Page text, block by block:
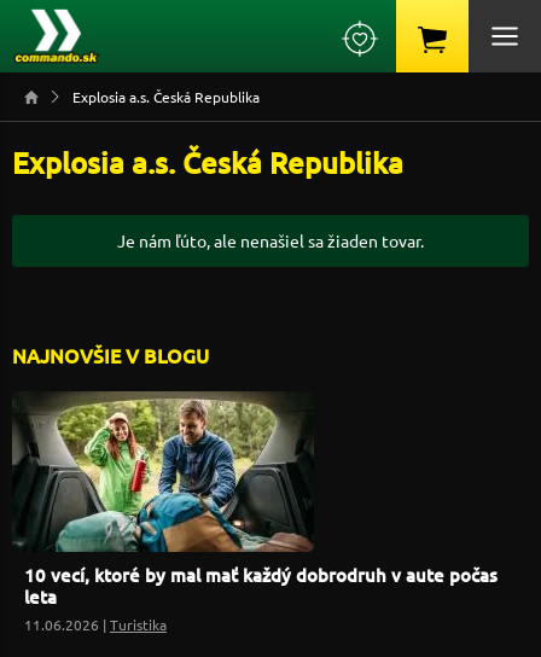
Explosia a.s. Česká Republika
Explosia a.s. Česká Republika
Je nám ľúto, ale nenašiel sa žiaden tovar.
NAJNOVŠIE V BLOGU
10 vecí, ktoré by mal mať každý dobrodruh v aute počas
leta
11.06.2026 |Turistika